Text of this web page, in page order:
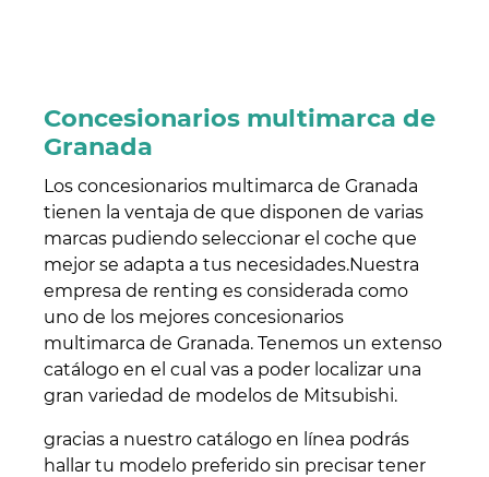
Concesionarios multimarca de
Granada
Los concesionarios multimarca de Granada
tienen la ventaja de que disponen de varias
marcas pudiendo seleccionar el coche que
mejor se adapta a tus necesidades.Nuestra
empresa de renting es considerada como
uno de los mejores concesionarios
multimarca de Granada. Tenemos un extenso
catálogo en el cual vas a poder localizar una
gran variedad de modelos de Mitsubishi.
gracias a nuestro catálogo en línea podrás
hallar tu modelo preferido sin precisar tener